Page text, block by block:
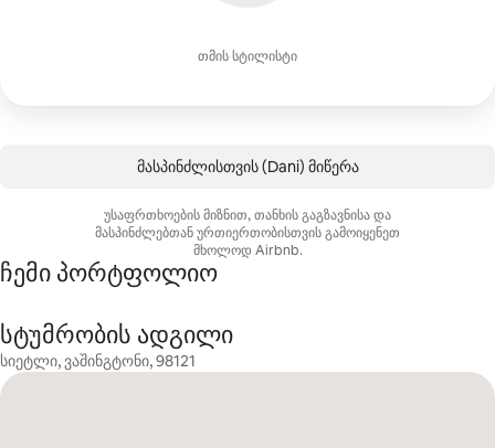
თმის სტილისტი
მასპინძლისთვის (Dani) მიწერა
უსაფრთხოების მიზნით, თანხის გაგზავნისა და
მასპინძლებთან ურთიერთობისთვის გამოიყენეთ
მხოლოდ Airbnb.
ჩემი პორტფოლიო
სტუმრობის ადგილი
სიეტლი, ვაშინგტონი, 98121